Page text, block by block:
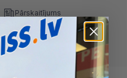
Pārskaitījums
Nomaksa